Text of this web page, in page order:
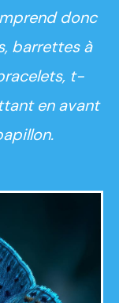
donc
barrettes à
t-
en avant